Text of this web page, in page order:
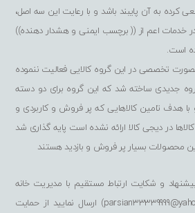
کرده به آن پایبند باشد و با رعایت این سه اصل،
در خدمات اعم از (( برچسب ایمنی و هشدار دهنده))
است.
تخصصی در این گروه کالایی فعالیت ننموده
جدیدی ساخته شد که این گروه برای دو دسته
هدف تامین کالاهایی که پر فروش و کاربردی و
در دیجی کالا ارائه نشده است پایه گذاری شد
محصولات بسیار پر فروش و بازدید هستند
و شکایت ارتباط مستقیم با مدیریت خانه
چاپ پارسیان ایمیل (parsian33339999@yahoo.com) ارسال نمایید از حمایت